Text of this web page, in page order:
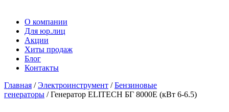
О компании
Для юр.лиц
Акции
Хиты продаж
Блог
Контакты
Главная /Электроинструмент /Бензиновые
генераторы / Генератор ELITECH БГ 8000Е (кВт 6-6.5)